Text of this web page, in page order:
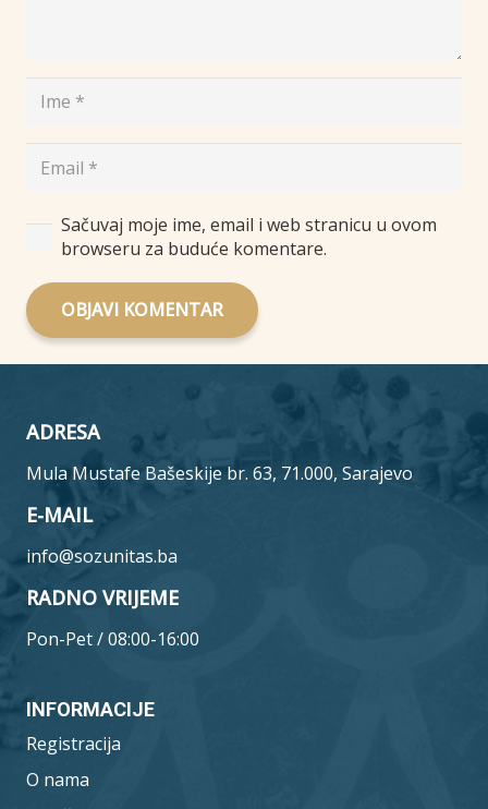
Sačuvaj moje ime, email i web stranicu u ovom
browseru za buduće komentare.
OBJAVI KOMENTAR
ADRESA
Mula Mustafe Bašeskije br. 63, 71.000, Sarajevo
E-MAIL
info@sozunitas.ba
RADNO VRIJEME
Pon-Pet / 08:00-16:00
INFORMACIJE
Registracija
O nama